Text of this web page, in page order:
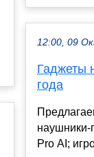
12:00, 09
Гаджеты
года
наушники-
Pro AI;